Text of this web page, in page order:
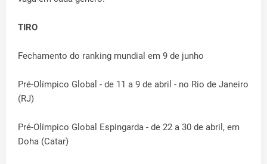
TIRO
Fechamento do ranking mundial em 9 de junho
Pré-Olímpico Global - de 11 a 9 de abril - no Rio de Janeiro
(RJ)
Pré-Olímpico Global Espingarda - de 22 a 30 de abril, em
Doha (Catar)